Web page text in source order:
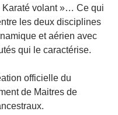
Karaté volant »… Ce qui
les deux disciplines
et aérien avec
qui le caractérise.
officielle du
de Maitres de